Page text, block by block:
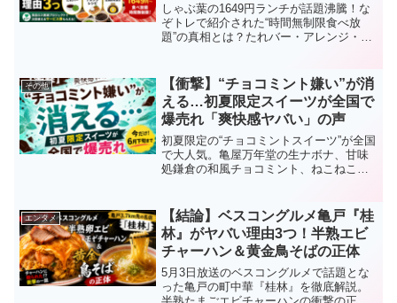
しゃぶ葉の1649円ランチが話題沸騰！な
ぞトレで紹介された“時間無制限食べ放
題”の真相とは？たれバー・アレンジ・コ
ク！
その他
【衝撃】“チョコミント嫌い”が消
える…初夏限定スイーツが全国で
爆売れ「爽快感ヤバい」の声
初夏限定の“チョコミントスイーツ”が全国
で大人気。亀屋万年堂の生ナボナ、甘味
処鎌倉の和風チョコミント、ねこねこ食
題の理由とは？
エンタメ
【結論】ベスコングルメ亀戸『桂
林』がヤバい理由3つ！半熟エビ
チャーハン＆黄金鳥そばの正体
5月3日放送のベスコングルメで話題とな
った亀戸の町中華『桂林』を徹底解説。